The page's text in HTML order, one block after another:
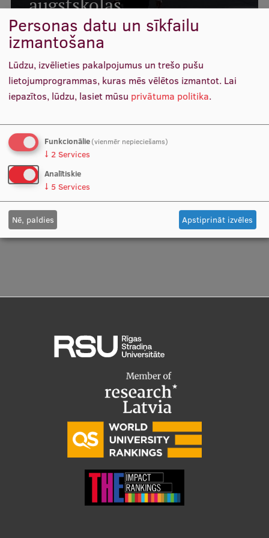
Studentu dzīve
Studiju norises vietas
Mūsu cilvēki
Stratēģija
Struktūra
Vēsture un tradīcijas
Identitāte
RSU fonds
Aula
Virtuālā tūre
Studiju un vides pieejamība
Dati par 2025. gadu
Suvenīri un grāmatas
Mūžizglītība
LASĪT VAIRĀK
Apmaiņu pieredzes digitālā
platforma
LASĪT VAIRĀK
Personas datu un sīkfailu
izmantošana
Lūdzu, izvēlieties pakalpojumus un trešo pušu
lietojumprogrammas, kuras mēs vēlētos izmantot. Lai
iepazītos, lūdzu, lasiet mūsu privātuma politika.
Funkcionālie(vienmēr nepieciešams)
↓ 2 Services
Analītiskie
↓ 5 Services
Nē, paldies Apstiprināt izvēles